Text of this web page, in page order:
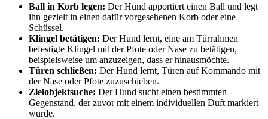
Ball in Korb legen: Der Hund apportiert einen Ball und legt
ihn gezielt in einen dafür vorgesehenen Korb oder eine
Schüssel.
Klingel betätigen: Der Hund lernt, eine am Türrahmen
befestigte Klingel mit der Pfote oder Nase zu betätigen,
beispielsweise um anzuzeigen, dass er hinausmöchte.
Türen schließen: Der Hund lernt, Türen auf Kommando mit
der Nase oder Pfote zuzuschieben.
Zielobjektsuche: Der Hund sucht einen bestimmten
Gegenstand, der zuvor mit einem individuellen Duft markiert
wurde.